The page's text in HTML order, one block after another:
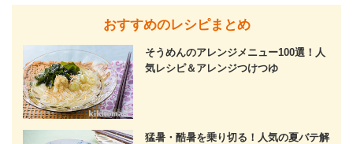
おすすめのレシピまとめ
そうめんのアレンジメニュー100選！人
気レシピ＆アレンジつけつゆ
猛暑・酷暑を乗り切る！人気の夏バテ解